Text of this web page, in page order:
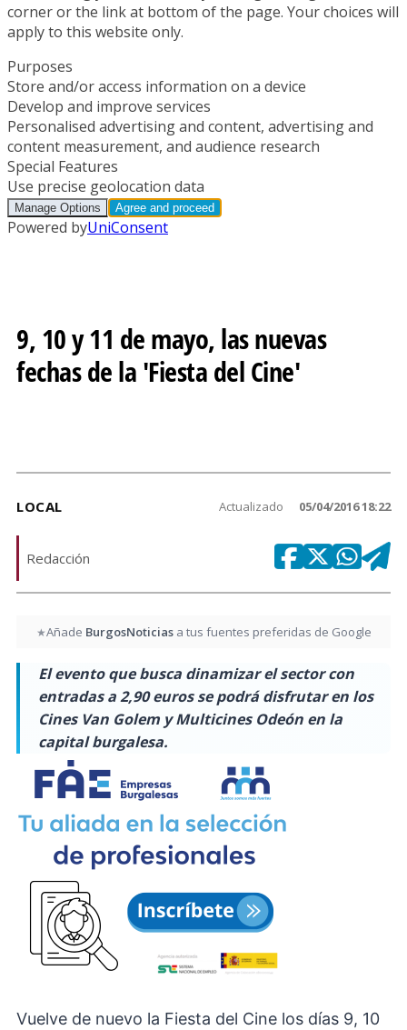
9, 10 y 11 de mayo, las nuevas
fechas de la 'Fiesta del Cine'
LOCAL Actualizado 05/04/2016 18:22
Redacción
★Añade BurgosNoticiasa tus fuentes preferidas de Google
El evento que busca dinamizar el sector con
entradas a 2,90 euros se podrá disfrutar en los
Cines Van Golem y Multicines Odeón en la
capital burgalesa.
Vuelve de nuevo la Fiesta del Cine los días 9, 10